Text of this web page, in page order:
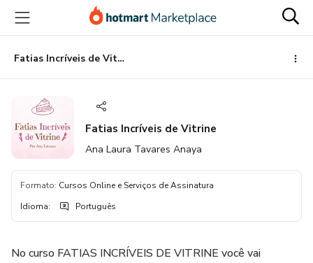
para
conteúdo
principal
para
pagamento
para
rodapé
Fatias Incríveis de Vitrine
Fatias Incríveis de Vitrine
Ana Laura Tavares Anaya
Formato: Cursos Online e Serviços de Assinatura
Idioma: Português
No curso FATIAS INCRÍVEIS DE VITRINE você vai